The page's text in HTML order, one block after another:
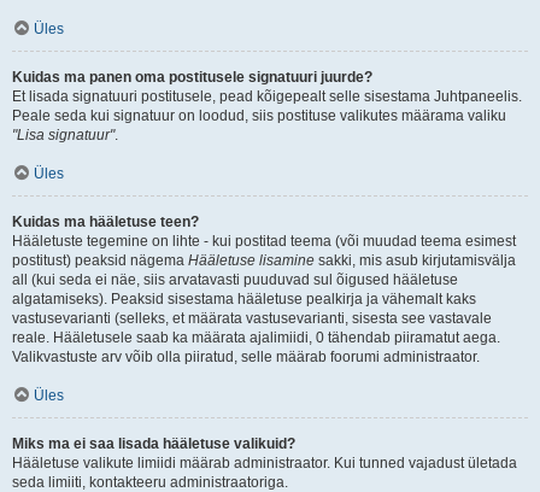
Üles
Kuidas ma panen oma postitusele signatuuri juurde?
Et lisada signatuuri postitusele, pead kõigepealt selle sisestama Juhtpaneelis.
Peale seda kui signatuur on loodud, siis postituse valikutes määrama valiku
"Lisa signatuur".
Üles
Kuidas ma hääletuse teen?
Hääletuste tegemine on lihte - kui postitad teema (või muudad teema esimest
postitust) peaksid nägema Hääletuse lisamine sakki, mis asub kirjutamisvälja
all (kui seda ei näe, siis arvatavasti puuduvad sul õigused hääletuse
algatamiseks). Peaksid sisestama hääletuse pealkirja ja vähemalt kaks
vastusevarianti (selleks, et määrata vastusevarianti, sisesta see vastavale
reale. Hääletusele saab ka määrata ajalimiidi, 0 tähendab piiramatut aega.
Valikvastuste arv võib olla piiratud, selle määrab foorumi administraator.
Üles
Miks ma ei saa lisada hääletuse valikuid?
Hääletuse valikute limiidi määrab administraator. Kui tunned vajadust ületada
seda limiiti, kontakteeru administraatoriga.